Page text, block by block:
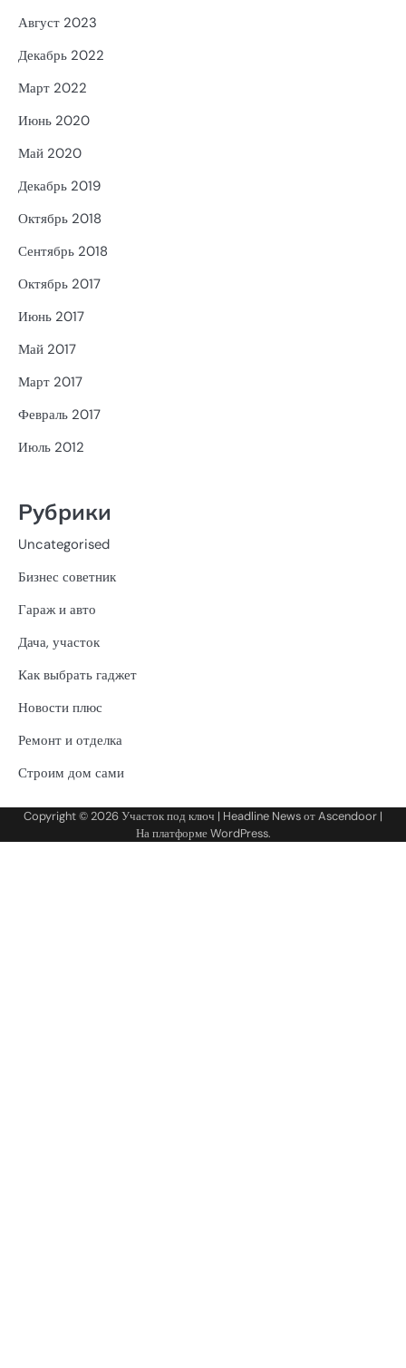
Август 2023
Декабрь 2022
Март 2022
Июнь 2020
Май 2020
Декабрь 2019
Октябрь 2018
Сентябрь 2018
Октябрь 2017
Июнь 2017
Май 2017
Март 2017
Февраль 2017
Июль 2012
Рубрики
Uncategorised
Бизнес советник
Гараж и авто
Дача, участок
Как выбрать гаджет
Новости плюс
Ремонт и отделка
Строим дом сами
Copyright © 2026Участок под ключ | Headline News отAscendoor |
На платформеWordPress.